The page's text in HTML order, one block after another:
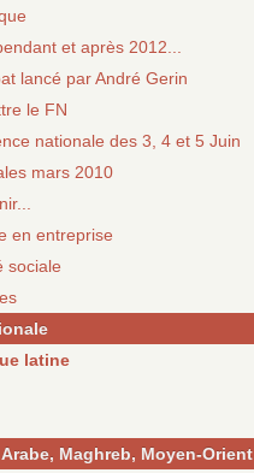
et après 2012...
lancé par André Gerin
le FN
nationale des 3, 4 et 5 Juin
mars 2010
en entreprise
sociale
latine
Maghreb, Moyen-Orient